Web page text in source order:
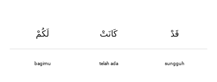
لَكُمْ كَانَتْ قَدْ
bagimu telah ada sungguh